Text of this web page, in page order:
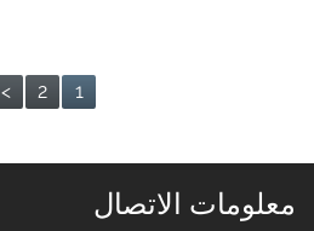
1
2
>
معلومات الاتصال